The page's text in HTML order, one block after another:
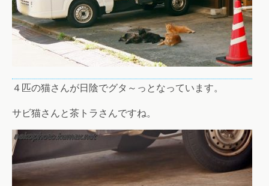
４匹の猫さんが日陰でグタ～っとなっています。
サビ猫さんと茶トラさんですね。